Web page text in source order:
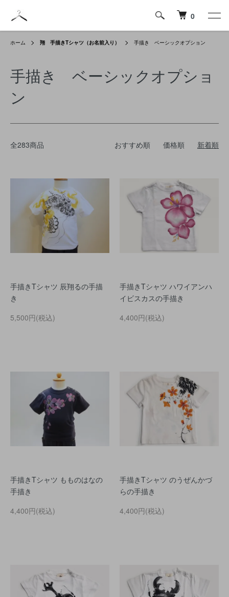
0
ホーム 翔 手描きTシャツ（お名前入り） 手描き ベーシックオプション
手描き ベーシックオプショ
ン
全283商品 おすすめ順 価格順 新着順
手描きTシャツ 辰翔るの手描
き
5,500円(税込)
手描きTシャツ ハワイアンハ
イビスカスの手描き
4,400円(税込)
手描きTシャツ もものはなの
手描き
4,400円(税込)
手描きTシャツ のうぜんかづ
らの手描き
4,400円(税込)